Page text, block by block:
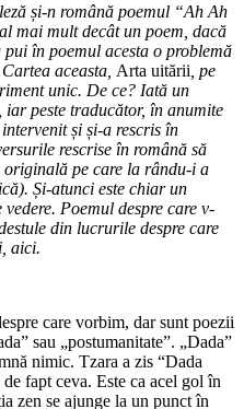
și-n română poemul “Ah Ah
mai mult decât un poem, dacă
în poemul acesta o problemă
aceasta, Arta uitării , pe
unic. De ce? Iată un
peste traducător, în anumite
și și-a rescris în
rescrise în română să
originală pe care la rându-i a
Și-atunci este chiar un
Poemul despre care v-
din lucrurile despre care
aici.
care vorbim, dar sunt poezii
sau „postumanitate”. „Dada”
nimic. Tzara a zis “Dada
fapt ceva. Este ca acel gol în
zen se ajunge la un punct în